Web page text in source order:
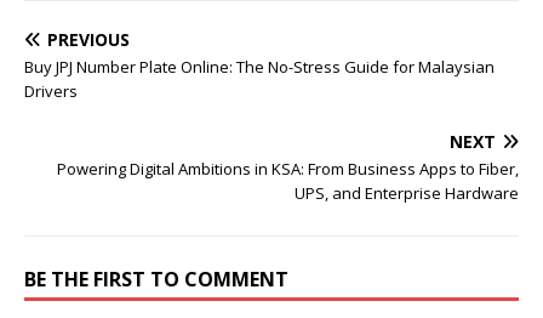
PREVIOUS
Buy JPJ Number Plate Online: The No-Stress Guide for Malaysian
Drivers
NEXT
Powering Digital Ambitions in KSA: From Business Apps to Fiber,
UPS, and Enterprise Hardware
BE THE FIRST TO COMMENT